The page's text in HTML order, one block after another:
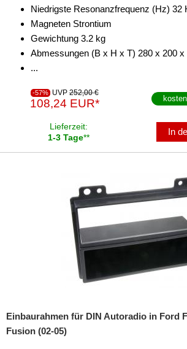
Niedrigste Resonanzfrequenz (Hz) 32
Magneten Strontium
Gewichtung 3.2 kg
Abmessungen (B x H x T) 280 x 200 x
...
-57% UVP 252,00 €
108,24 EUR*
Lieferzeit:
1-3 Tage**
In
Einbaurahmen für DIN Autoradio in Ford
Fusion (02-05)